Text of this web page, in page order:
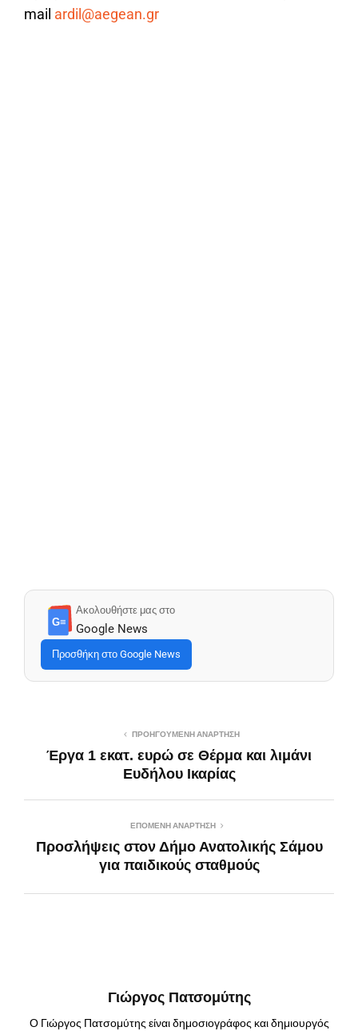
mail ardil@aegean.gr
G≡
Ακολουθήστε μας στο
Google News
Προσθήκη στο Google News
ΠΡΟΗΓΟΎΜΕΝΗ ΑΝΆΡΤΗΣΗ
Έργα 1 εκατ. ευρώ σε Θέρμα και λιμάνι
Ευδήλου Ικαρίας
ΕΠΌΜΕΝΗ ΑΝΆΡΤΗΣΗ
Προσλήψεις στον Δήμο Ανατολικής Σάμου
για παιδικούς σταθμούς
Γιώργος Πατσομύτης
Ο Γιώργος Πατσομύτης είναι δημοσιογράφος και δημιουργός